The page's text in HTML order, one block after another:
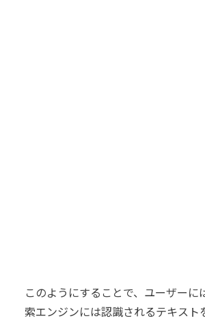
このようにすることで、ユーザーに
索エンジンには認識されるテキスト